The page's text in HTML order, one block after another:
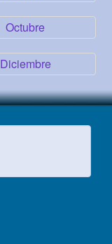
Octubre
Diciembre